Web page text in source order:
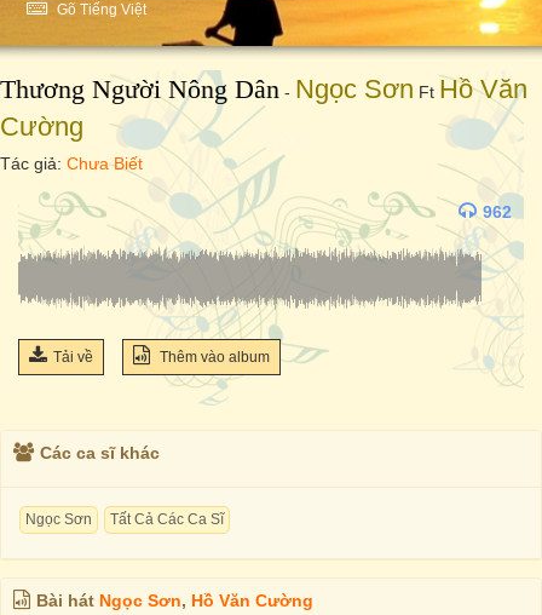
Gõ Tiếng Việt
Thương Người Nông Dân - Ngọc Sơn Ft Hồ Văn
Cường
Tác giả: Chưa Biết
962
Tải về Thêm vào album
Các ca sĩ khác
Ngọc Sơn Tất Cả Các Ca Sĩ
Bài hát Ngọc Sơn, Hồ Văn Cường